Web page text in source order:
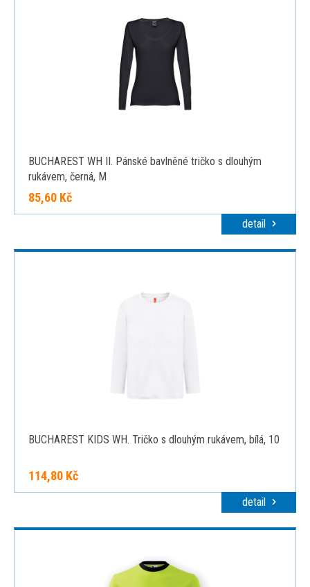
BUCHAREST WH II. Pánské bavlněné tričko s dlouhým
rukávem, černá, M
85,60 Kč
detail
BUCHAREST KIDS WH. Tričko s dlouhým rukávem, bílá, 10
114,80 Kč
detail